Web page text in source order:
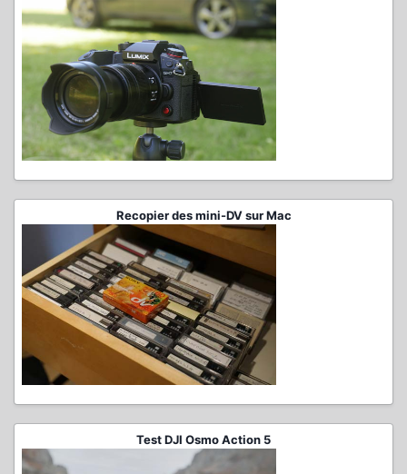
Recopier des mini-DV sur Mac
Test DJI Osmo Action 5